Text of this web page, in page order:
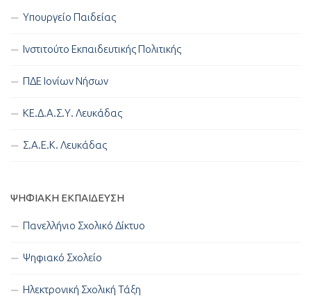
Υπουργείο Παιδείας
Ινστιτούτο Εκπαιδευτικής Πολιτικής
ΠΔΕ Ιονίων Νήσων
ΚΕ.Δ.Α.Σ.Υ. Λευκάδας
Σ.Α.Ε.Κ. Λευκάδας
ΨΗΦΙΑΚΉ ΕΚΠΑΊΔΕΥΣΗ
Πανελλήνιο Σχολικό Δίκτυο
Ψηφιακό Σχολείο
Ηλεκτρονική Σχολική Τάξη